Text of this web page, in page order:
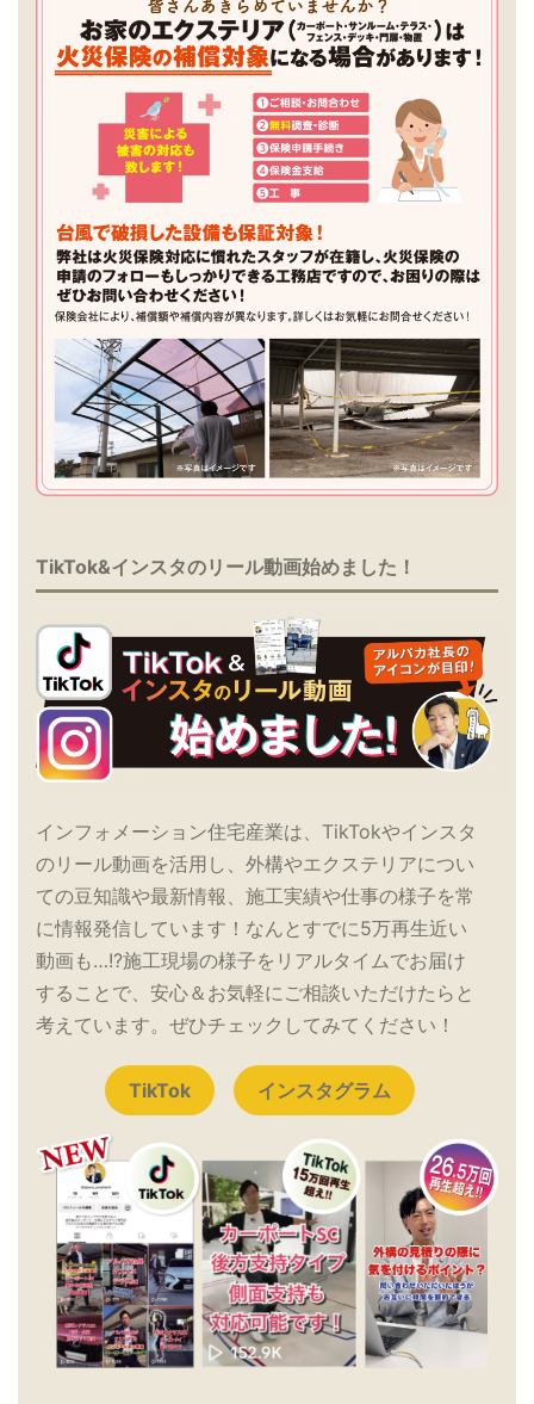
TikTok&インスタのリール動画始めました！
インフォメーション住宅産業は、TikTokやインスタ
のリール動画を活用し、外構やエクステリアについ
ての豆知識や最新情報、施工実績や仕事の様子を常
に情報発信しています！なんとすでに5万再生近い
動画も…!?施工現場の様子をリアルタイムでお届け
することで、安心＆お気軽にご相談いただけたらと
考えています。ぜひチェックしてみてください！
TikTok インスタグラム